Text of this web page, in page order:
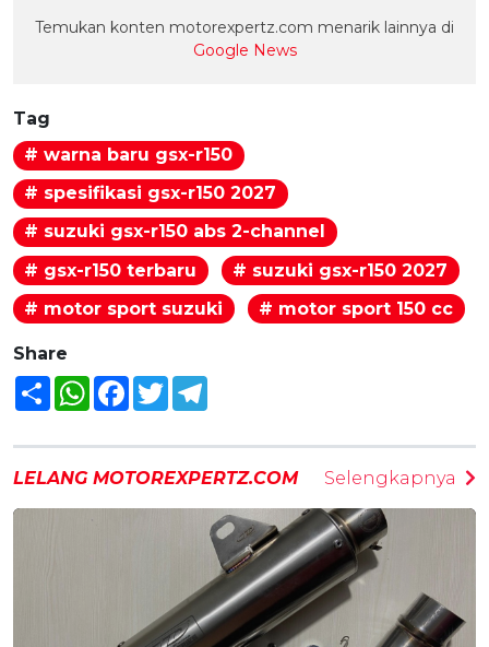
Temukan konten motorexpertz.com menarik lainnya di
Google News
Tag
# warna baru gsx-r150
# spesifikasi gsx-r150 2027
# suzuki gsx-r150 abs 2-channel
# gsx-r150 terbaru
# suzuki gsx-r150 2027
# motor sport suzuki
# motor sport 150 cc
Share
Share WhatsAppFacebook
Twitter
LELANG MOTOREXPERTZ.COM Selengkapnya